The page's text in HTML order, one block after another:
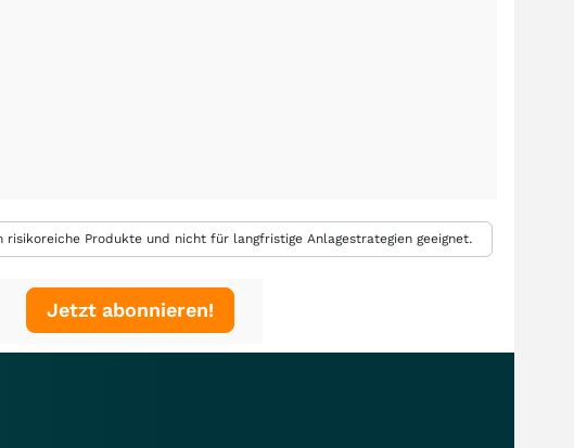
Produkte und nicht für langfristige Anlagestrategien geeignet.
Jetzt abonnieren!